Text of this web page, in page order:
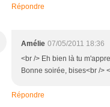
Répondre
Amélie 07/05/2011 18:36
<br /> Eh bien là tu
Bonne soirée, bises<br />
Répondre